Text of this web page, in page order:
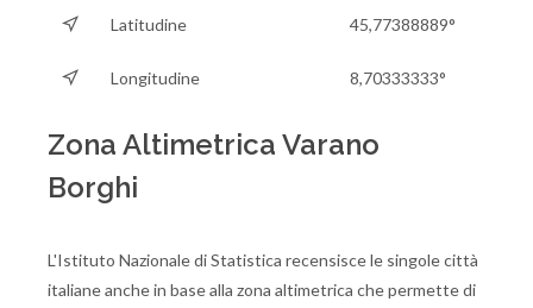
Latitudine 45,77388889°
Longitudine 8,70333333°
Zona Altimetrica Varano
Borghi
L'Istituto Nazionale di Statistica recensisce le singole città
italiane anche in base alla zona altimetrica che permette di